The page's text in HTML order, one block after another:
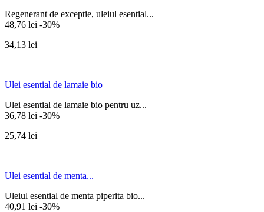
Regenerant de exceptie, uleiul esential...
48,76 lei -30%
34,13 lei
Ulei esential de lamaie bio
Ulei esential de lamaie bio pentru uz...
36,78 lei -30%
25,74 lei
Ulei esential de menta...
Uleiul esential de menta piperita bio...
40,91 lei -30%